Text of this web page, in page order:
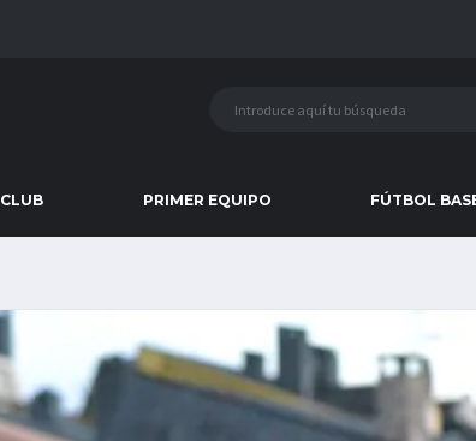
CLUB PRIMER EQUIPO FÚTBOL